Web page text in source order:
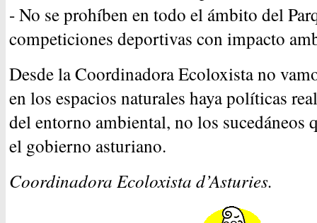
- No se prohíben en todo el ámbito del
competiciones deportivas con impacto
Desde la Coordinadora Ecoloxista no
en los espacios naturales haya políticas
del entorno ambiental, no los sucedáneos
el gobierno asturiano.
Coordinadora Ecoloxista d’Asturies.